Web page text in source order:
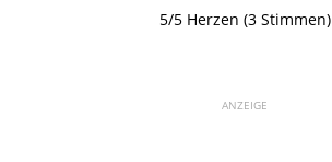
5/5 Herzen (3 Stimmen)
ANZEIGE